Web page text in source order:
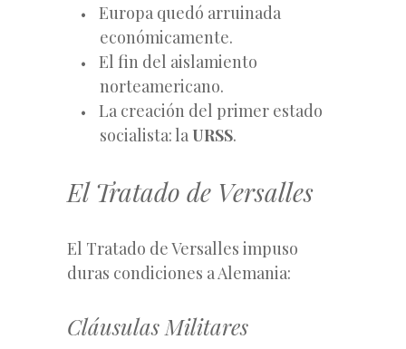
Europa quedó arruinada
económicamente.
El fin del aislamiento
norteamericano.
La creación del primer estado
socialista: la URSS.
El Tratado de Versalles
El Tratado de Versalles impuso
duras condiciones a Alemania:
Cláusulas Militares